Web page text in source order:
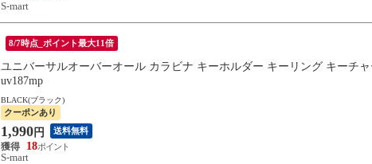
S-mart
8/7時点_ポイント最大11倍
ユニバーサルオーバーオール カラビナ キーホルダー キーリング キーチ
uv187mp
BLACK(ブラック)
クーポンあり
1,990 円 送料無料
18
S-mart